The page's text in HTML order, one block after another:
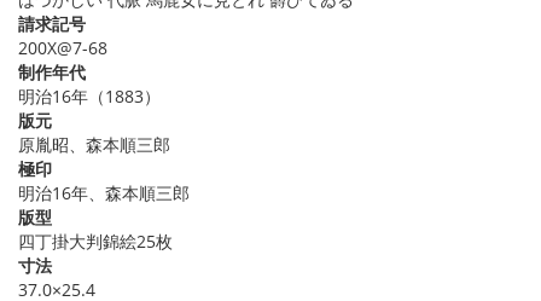
請求記号
200X@7-68
制作年代
明治16年（1883）
版元
原胤昭、森本順三郎
極印
明治16年、森本順三郎
版型
四丁掛大判錦絵25枚
寸法
37.0×25.4